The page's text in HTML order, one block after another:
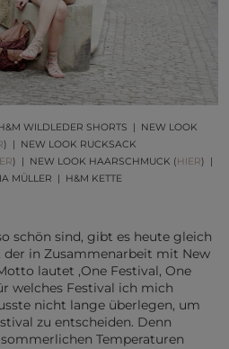
WILDLEDER SHORTS | NEW LOOK
) | NEW LOOK RUCKSACK
) | NEW LOOK HAARSCHMUCK (HIER) |
MÜLLER | H&M KETTE
schön sind, gibt es heute gleich
der in Zusammenarbeit mit New
lautet ‚One Festival, One
welches Festival ich mich
nicht lange überlegen, um
zu entscheiden. Denn
Temperaturen